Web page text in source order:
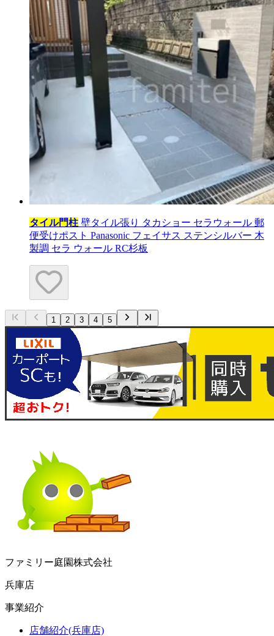
タイル門柱 壁タイル張り タカショー セラウォール 郵
便受けポスト Panasonic フェイサス ステンシルバー 木
製調 セラ ウォール RC杉板
1 2 3 4 5
ファミリー庭園株式会社
兵庫店
事業紹介
店舗紹介(兵庫店)